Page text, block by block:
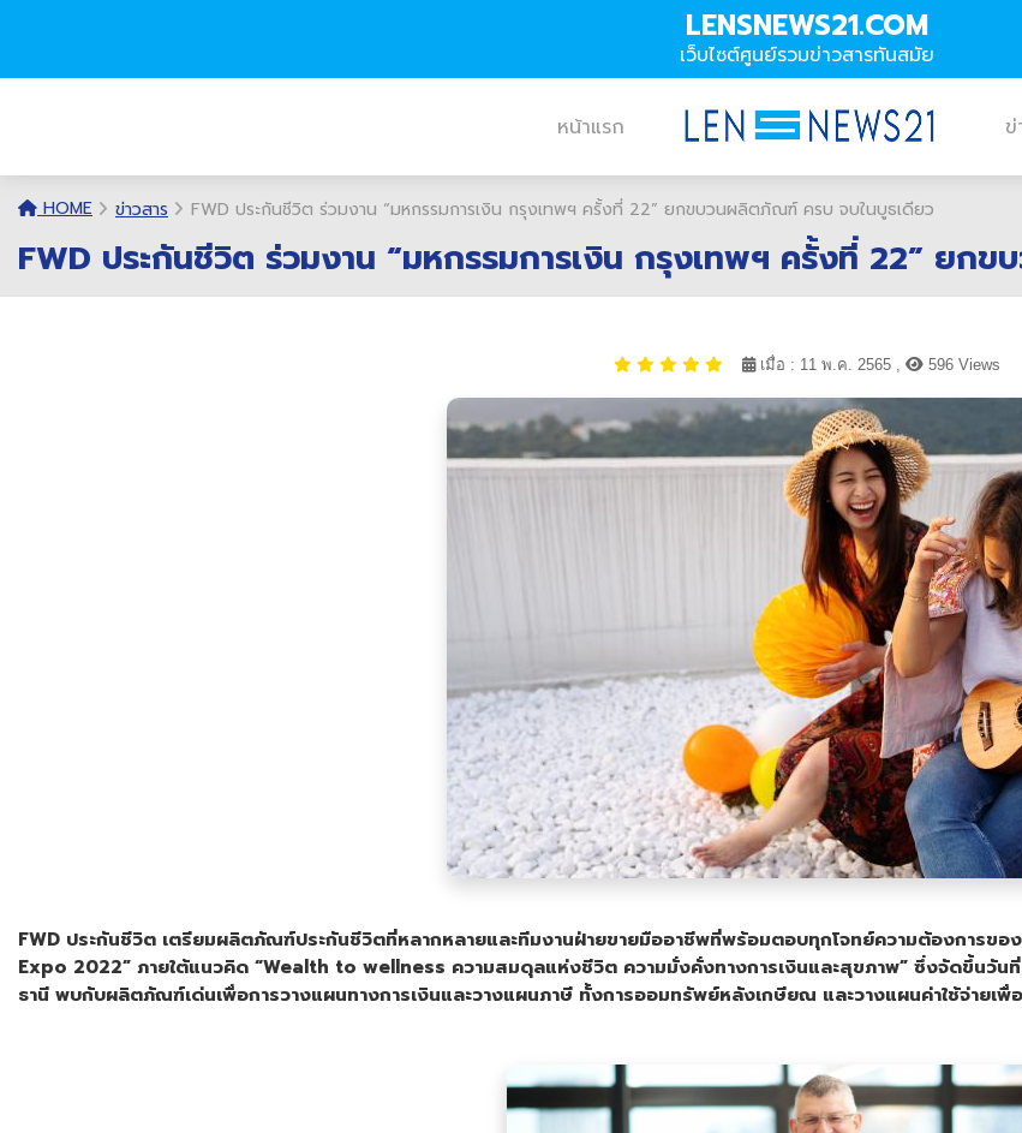
LENSNEWS21.COM
เว็บไซต์ศูนย์รวมข่าวสารทันสมัย
หน้าแรก ข่
HOME ข่าวสาร FWD ประกันชีวิต ร่วมงาน “มหกรรมการเงิน กรุงเทพฯ ครั้งที่ 22” ยกขบวนผลิตภัณฑ์ ครบ จบในบูธเดียว
FWD ประกันชีวิต ร่วมงาน “มหกรรมการเงิน กรุงเทพฯ ครั้งที่ 22” ยก
เมื่อ : 11 พ.ค. 2565 , 596 Views
FWD ประกันชีวิต เตรียมผลิตภัณฑ์ประกันชีวิตที่หลากหลายและทีมงานฝ่ายขายมืออาชีพที่พร้อมตอบทุกโจทย์ความต้องการขอ
Expo 2022” ภายใต้แนวคิด “Wealth to wellness ความสมดุลแห่งชีวิต ความมั่งคั่งทางการเงินและสุขภาพ” ซึ่งจัดขึ้นวันที่
ธานี พบกับผลิตภัณฑ์เด่นเพื่อการวางแผนทางการเงินและวางแผนภาษี ทั้งการออมทรัพย์หลังเกษียณ และวางแผนค่าใช้จ่ายเ